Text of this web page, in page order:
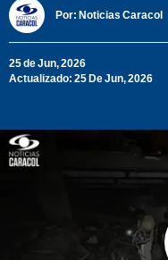
Por: Noticias Caracol
25 de Jun, 2026
Actualizado: 25 De Jun, 2026